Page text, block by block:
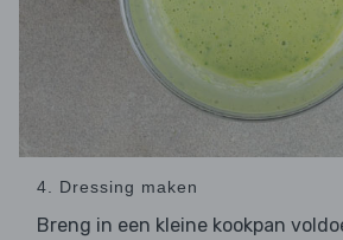
4. Dressing maken
Breng in een kleine kookpan